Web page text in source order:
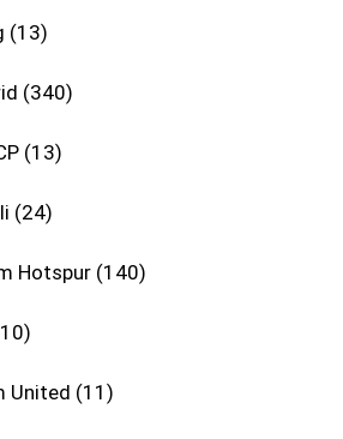
13
340
13
24
Hotspur 140
10
United 11